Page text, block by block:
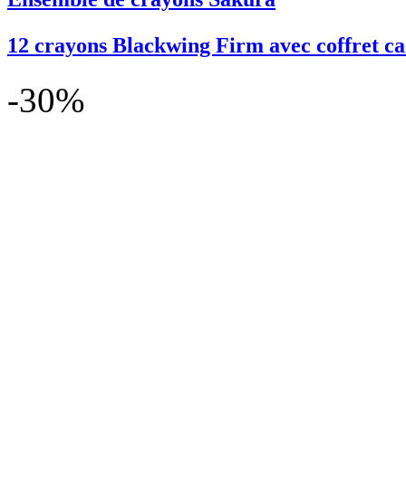
12 crayons Blackwing Firm avec coffret
-30%